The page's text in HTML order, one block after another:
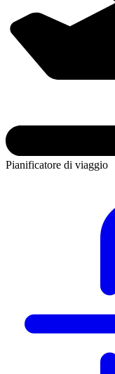
Pianificatore di viaggio